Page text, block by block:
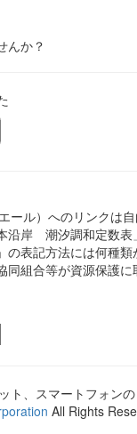
んか？
ル）へのリンクは自
岸 潮汐調和定数表
表記方法には何種
組合等が資源保護
、スマートフォン
All Rights